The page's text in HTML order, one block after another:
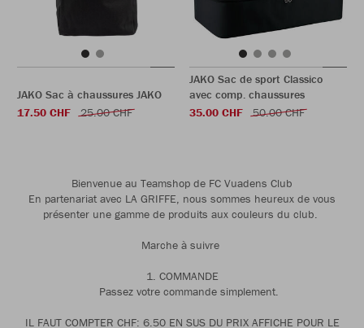
JAKO Sac à chaussures JAKO
17.50 CHF
25.00 CHF
JAKO Sac de sport Classico
avec comp. chaussures
35.00 CHF
50.00 CHF
Bienvenue au Teamshop de FC Vuadens Club
En partenariat avec LA GRIFFE, nous sommes heureux de vous
présenter une gamme de produits aux couleurs du club.
Marche à suivre
1. COMMANDE
Passez votre commande simplement.
IL FAUT COMPTER CHF: 6.50 EN SUS DU PRIX AFFICHE POUR LE